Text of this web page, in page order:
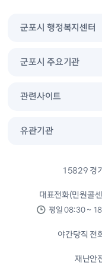
군포시 행정복지센터
군포시 주요기관
관련사이트
유관기관
15829 경
대표전화(민원콜
평일 08:30 ~
야간당직 전
재난안